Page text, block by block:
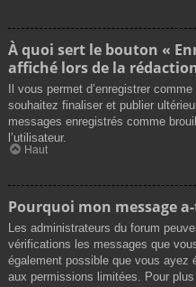
À quoi sert le bouton «
affiché lors de la
Il vous permet d’enregistrer
souhaitez finaliser et publier
messages enregistrés comme
l’utilisateur.
Haut
Pourquoi mon message
Les administrateurs du forum
vérifications les messages que
également possible que vous ayez
aux permissions limitées. Pour